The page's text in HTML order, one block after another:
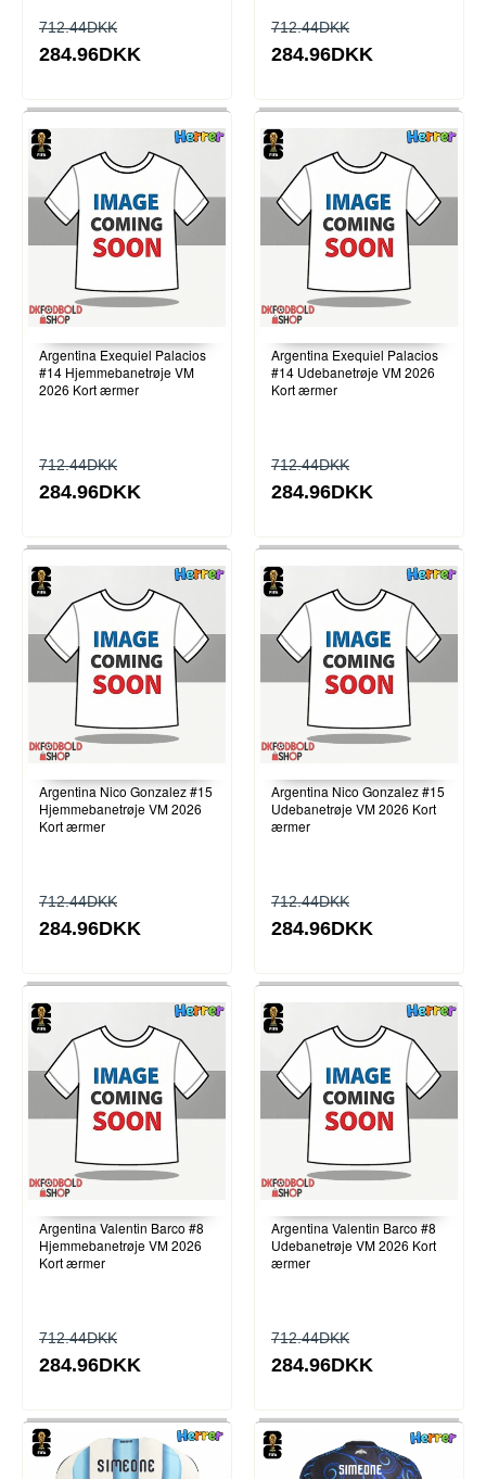
712.44DKK
284.96DKK
712.44DKK
284.96DKK
Argentina Exequiel Palacios
#14 Hjemmebanetrøje VM
2026 Kort ærmer
712.44DKK
284.96DKK
Argentina Exequiel Palacios
#14 Udebanetrøje VM 2026
Kort ærmer
712.44DKK
284.96DKK
Argentina Nico Gonzalez #15
Hjemmebanetrøje VM 2026
Kort ærmer
712.44DKK
284.96DKK
Argentina Nico Gonzalez #15
Udebanetrøje VM 2026 Kort
ærmer
712.44DKK
284.96DKK
Argentina Valentin Barco #8
Hjemmebanetrøje VM 2026
Kort ærmer
712.44DKK
284.96DKK
Argentina Valentin Barco #8
Udebanetrøje VM 2026 Kort
ærmer
712.44DKK
284.96DKK